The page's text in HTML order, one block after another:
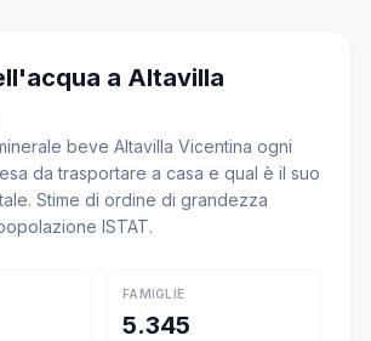
a Altavilla
beve Altavilla Vicentina ogni
da trasportare a casa e qual è il suo
Stime di ordine di grandezza
ISTAT.
FAMIGLIE
5.345